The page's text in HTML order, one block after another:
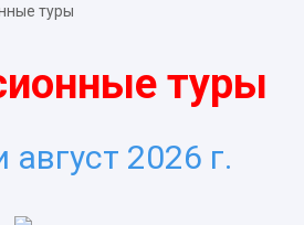
туры
туры
август 2026 г.